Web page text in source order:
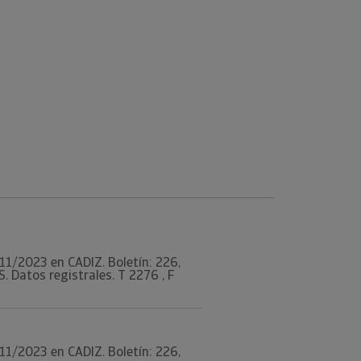
2023 en CADIZ. Boletín: 226,
Datos registrales. T 2276 , F
2023 en CADIZ. Boletín: 226,